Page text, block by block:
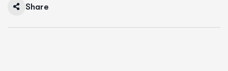
Share